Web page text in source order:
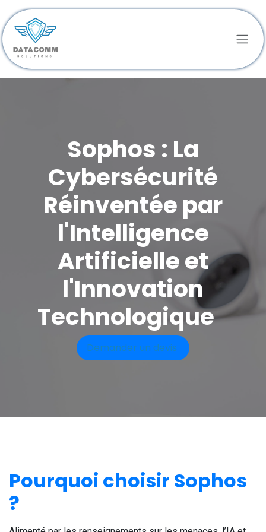
Se rendre au contenu
Sophos : La
Cybersécurité
Réinventée par
l'Intelligence
Artificielle et
l'Innovation
Technologique
Demander un devis
Pourquoi choisir Sophos
?